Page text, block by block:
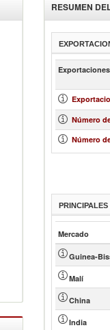
RESUMEN
Exportaciones
Número
Número
Mercado
Guinea-
Malí
China
India